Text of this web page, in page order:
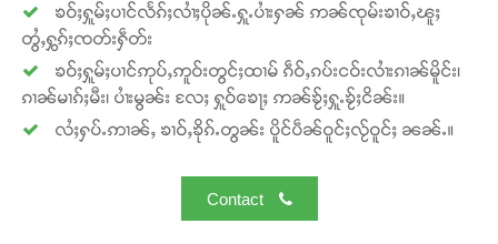
ၶဝ်ႈႁူမ်ႈပၢင်လႅၵ်ႈလၢႆႈပိုၼ်ႉႁူႉပၢႆးႁၼ် ဢၼ်ၸုမ်းၶၢဝ်ႇၽူႈ
တွႆႇႁွၵ်ႈၸတ်းႁဵတ်း
ၶဝ်ႈႁူမ်ႈပၢင်ဢုပ်ႇဢူဝ်းတွင်ႈထၢမ် ၵဵဝ်ႇၵပ်းငဝ်းလၢႆးၵၢၼ်မိူင်း၊
ၵၢၼ်မၢၵ်ႈမီး၊ ပၢႆးမွၼ်း လႄႈ ႁူဝ်ၶေႃႈ ဢၼ်ၶႂ်ႈႁူႉၶႂ်ႈငိၼ်း။
လႆႈႁပ်ႉဢၢၼ်ႇ ၶၢဝ်ႇၶိုၵ်ႉတွၼ်း ပိူင်ပဵၼ်ဝူင်ႈလႂ်ဝူင်ႈ ၼၼ်ႉ။
Contact